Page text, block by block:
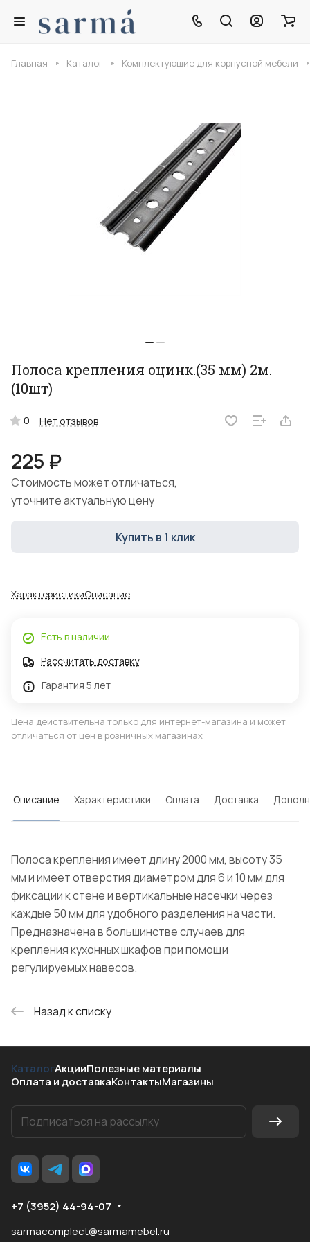
Главная Каталог Комплектующие для корпусной мебели
Полоса крепления оцинк.(35 мм) 2м.
(10шт)
0 Нет отзывов
225 ₽
Стоимость может отличаться,
уточните актуальную цену
Купить в 1 клик
ХарактеристикиОписание
Есть в наличии
Рассчитать доставку
Гарантия 5 лет
Цена действительна только для интернет-магазина и может
отличаться от цен в розничных магазинах
Описание Характеристики Оплата Доставка
Полоса крепления имеет длину 2000 мм, высоту 35
мм и имеет отверстия диаметром для 6 и 10 мм для
фиксации к стене и вертикальные насечки через
каждые 50 мм для удобного разделения на части.
Предназначена в большинстве случаев для
крепления кухонных шкафов при помощи
регулируемых навесов.
Назад к списку
КаталогАкцииПолезные материалы
Оплата и доставкаКонтактыМагазины
+7 (3952) 44-94-07
sarmacomplect@sarmamebel.ru